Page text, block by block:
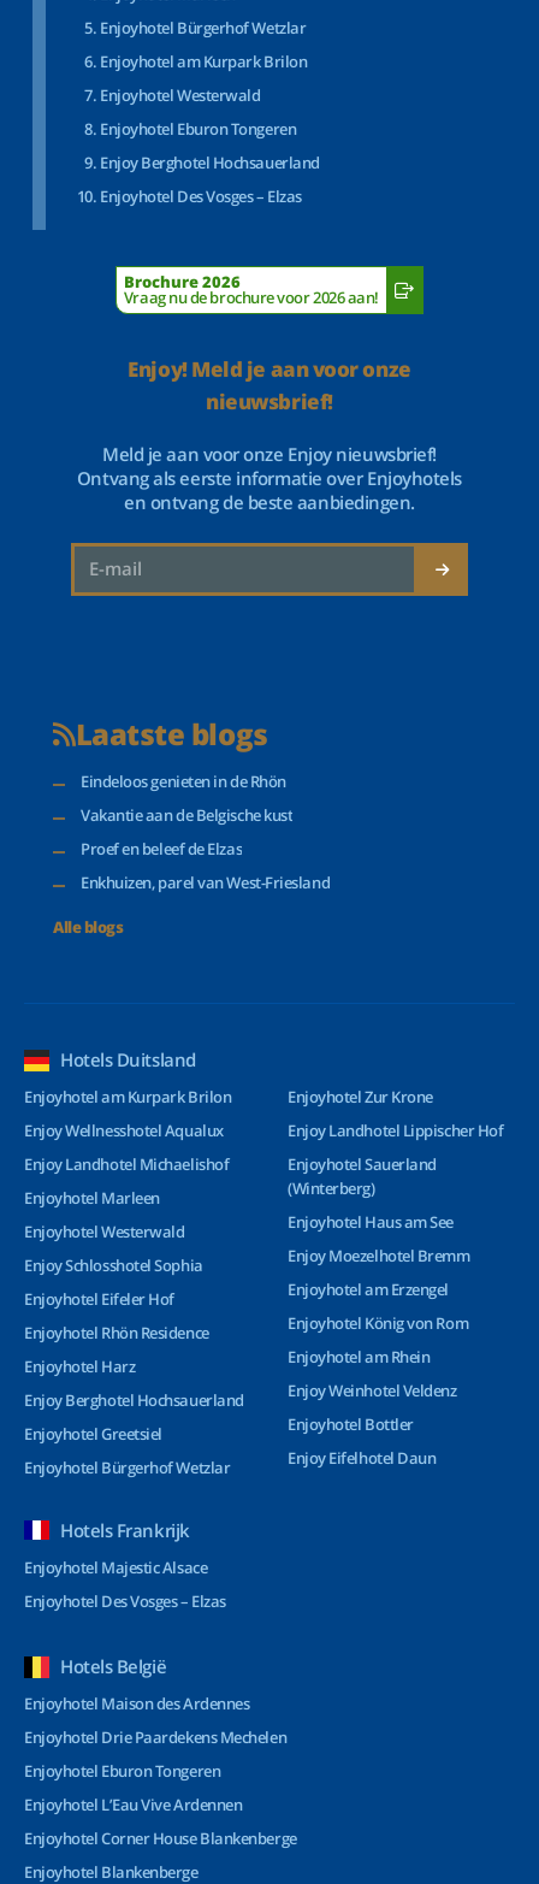
Enjoyhotel Bürgerhof Wetzlar
Enjoyhotel am Kurpark Brilon
Enjoyhotel Westerwald
Enjoyhotel Eburon Tongeren
Enjoy Berghotel Hochsauerland
Enjoyhotel Des Vosges – Elzas
Brochure 2026
Vraag nu de brochure voor 2026 aan!
Enjoy! Meld je aan voor onze
nieuwsbrief!
Meld je aan voor onze Enjoy nieuwsbrief!
Ontvang als eerste informatie over Enjoyhotels
en ontvang de beste aanbiedingen.
Laatste blogs
Eindeloos genieten in de Rhön
Vakantie aan de Belgische kust
Proef en beleef de Elzas
Enkhuizen, parel van West-Friesland
Alle blogs
Hotels Duitsland
Enjoyhotel am Kurpark Brilon
Enjoy Wellnesshotel Aqualux
Enjoy Landhotel Michaelishof
Enjoyhotel Marleen
Enjoyhotel Westerwald
Enjoy Schlosshotel Sophia
Enjoyhotel Eifeler Hof
Enjoyhotel Rhön Residence
Enjoyhotel Harz
Enjoy Berghotel Hochsauerland
Enjoyhotel Greetsiel
Enjoyhotel Bürgerhof Wetzlar
Enjoyhotel Zur Krone
Enjoy Landhotel Lippischer Hof
Enjoyhotel Sauerland
(Winterberg)
Enjoyhotel Haus am See
Enjoy Moezelhotel Bremm
Enjoyhotel am Erzengel
Enjoyhotel König von Rom
Enjoyhotel am Rhein
Enjoy Weinhotel Veldenz
Enjoyhotel Bottler
Enjoy Eifelhotel Daun
Hotels Frankrijk
Enjoyhotel Majestic Alsace
Enjoyhotel Des Vosges – Elzas
Hotels België
Enjoyhotel Maison des Ardennes
Enjoyhotel Drie Paardekens Mechelen
Enjoyhotel Eburon Tongeren
Enjoyhotel L’Eau Vive Ardennen
Enjoyhotel Corner House Blankenberge
Enjoyhotel Blankenberge